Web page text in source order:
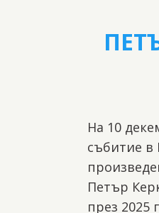
На 10
събитие
Петър
през 2025